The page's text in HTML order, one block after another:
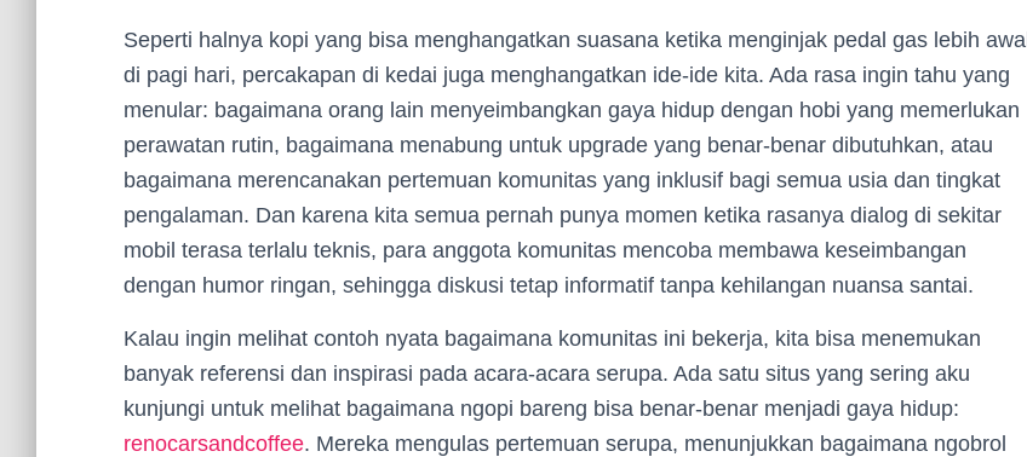
Seperti halnya kopi yang bisa menghangatkan suasana ketika menginjak pedal gas lebih awal
di pagi hari, percakapan di kedai juga menghangatkan ide-ide kita. Ada rasa ingin tahu yang
menular: bagaimana orang lain menyeimbangkan gaya hidup dengan hobi yang memerlukan
perawatan rutin, bagaimana menabung untuk upgrade yang benar-benar dibutuhkan, atau
bagaimana merencanakan pertemuan komunitas yang inklusif bagi semua usia dan tingkat
pengalaman. Dan karena kita semua pernah punya momen ketika rasanya dialog di sekitar
mobil terasa terlalu teknis, para anggota komunitas mencoba membawa keseimbangan
dengan humor ringan, sehingga diskusi tetap informatif tanpa kehilangan nuansa santai.
Kalau ingin melihat contoh nyata bagaimana komunitas ini bekerja, kita bisa menemukan
banyak referensi dan inspirasi pada acara-acara serupa. Ada satu situs yang sering aku
kunjungi untuk melihat bagaimana ngopi bareng bisa benar-benar menjadi gaya hidup:
renocarsandcoffee. Mereka mengulas pertemuan serupa, menunjukkan bagaimana ngobrol